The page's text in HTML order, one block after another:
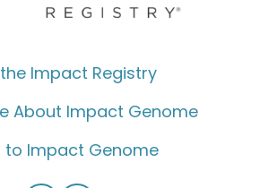
Impact Registry
About Impact Genome
to Impact Genome